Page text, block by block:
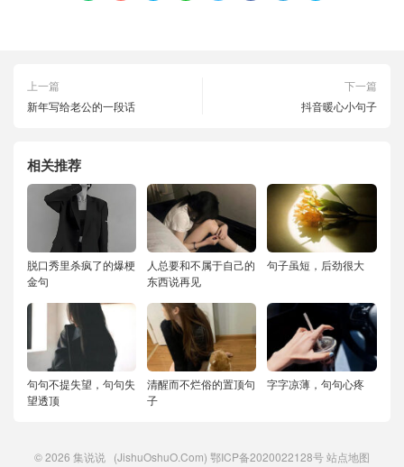
上一篇
新年写给老公的一段话
下一篇
抖音暖心小句子
相关推荐
脱口秀里杀疯了的爆梗
金句
人总要和不属于自己的
东西说再见
句子虽短，后劲很大
句句不提失望，句句失
望透顶
清醒而不烂俗的置顶句
子
字字凉薄，句句心疼
© 2026 集说说 (JishuOshuO.Com) 鄂ICP备2020022128号站点地图